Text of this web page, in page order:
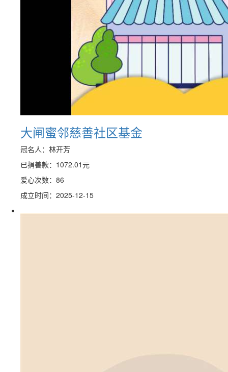
大闸蜜邻慈善社区基金
冠名人：林开芳
已捐善款： 1072.01元
爱心次数：86
成立时间：2025-12-15